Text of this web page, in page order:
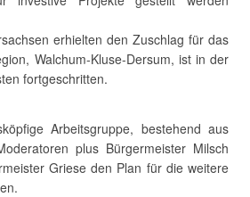
erhielten den Zuschlag für das
Walchum-Kluse-Dersum, ist in der
fortgeschritten.
Arbeitsgruppe, bestehend aus
plus Bürgermeister Milsch
Griese den Plan für die weitere